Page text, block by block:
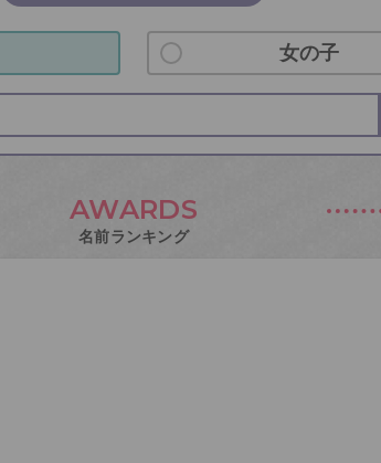
女の子
AWARDS
名前ランキング